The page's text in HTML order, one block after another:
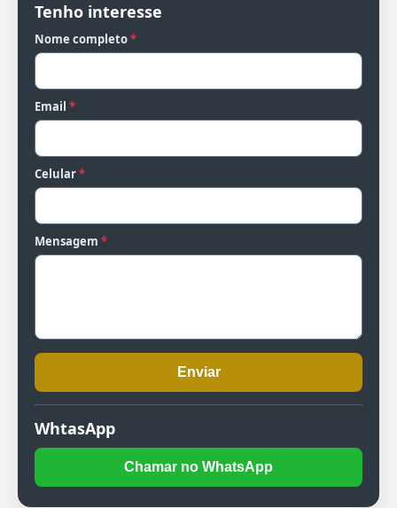
Tenho interesse
Nome completo*
Email *
Celular*
Mensagem *
Enviar
WhtasApp
Chamar no WhatsApp